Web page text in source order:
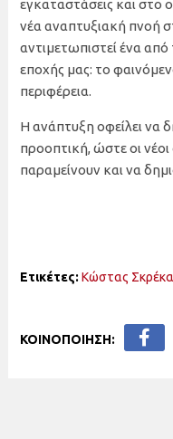
εγκαταστάσεις και στο
νέα αναπτυξιακή πνοή
αντιμετωπιστεί ένα
εποχής μας: το
περιφέρεια.
Η ανάπτυξη οφείλει να
προοπτική, ώστε οι
παραμείνουν και να
Ετικέτες: Κώστας
ΚΟΙΝΟΠΟΙΗΣΗ: